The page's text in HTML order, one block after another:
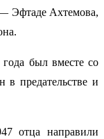
Эфтаде Ахтемова,
был вместе со
в предательстве и
отца направили